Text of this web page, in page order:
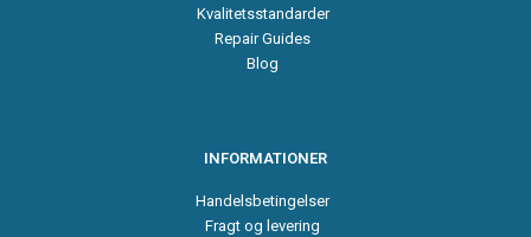
Kvalitetsstandarder
Repair Guides
Blog
INFORMATIONER
Handelsbetingelser
Fragt og levering